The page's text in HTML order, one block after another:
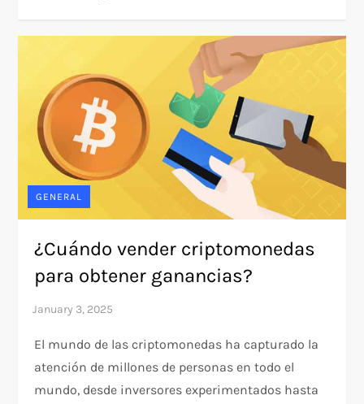
GENERAL
¿Cuándo vender criptomonedas
para obtener ganancias?
El mundo de las criptomonedas ha capturado la
atención de millones de personas en todo el
mundo, desde inversores experimentados hasta